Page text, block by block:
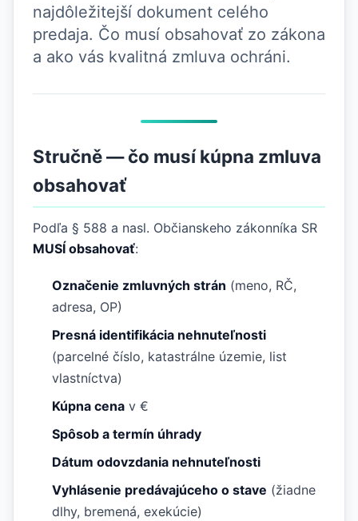
najdôležitejší dokument celého
predaja. Čo musí obsahovať zo zákona
a ako vás kvalitná zmluva ochráni.
Stručně — čo musí kúpna zmluva
obsahovať
Podľa § 588 a nasl. Občianskeho zákonníka SR
MUSÍ obsahovať:
Označenie zmluvných strán (meno, RČ,
adresa, OP)
Presná identifikácia nehnuteľnosti
(parcelné číslo, katastrálne územie, list
vlastníctva)
Kúpna cena v €
Spôsob a termín úhrady
Dátum odovzdania nehnuteľnosti
Vyhlásenie predávajúceho o stave (žiadne
dlhy, bremená, exekúcie)